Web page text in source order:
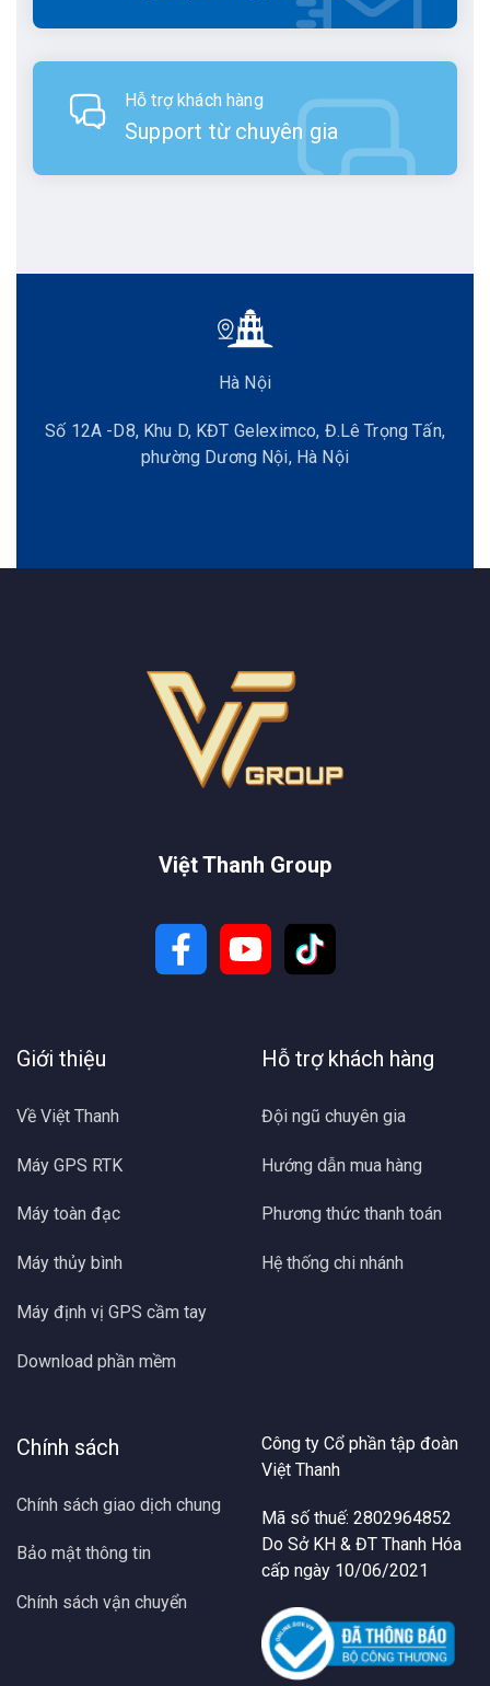
Hỗ trợ khách hàng
Support từ chuyên gia
Hà Nội
Số 12A -D8, Khu D, KĐT Geleximco, Đ.Lê Trọng Tấn,
phường Dương Nội, Hà Nội
Việt Thanh Group
Giới thiệu
Về Việt Thanh
Máy GPS RTK
Máy toàn đạc
Máy thủy bình
Máy định vị GPS cầm tay
Download phần mềm
Hỗ trợ khách hàng
Đội ngũ chuyên gia
Hướng dẫn mua hàng
Phương thức thanh toán
Hệ thống chi nhánh
Chính sách
Chính sách giao dịch chung
Bảo mật thông tin
Chính sách vận chuyển
Công ty Cổ phần tập đoàn
Việt Thanh
Mã số thuế: 2802964852
Do Sở KH & ĐT Thanh Hóa
cấp ngày 10/06/2021